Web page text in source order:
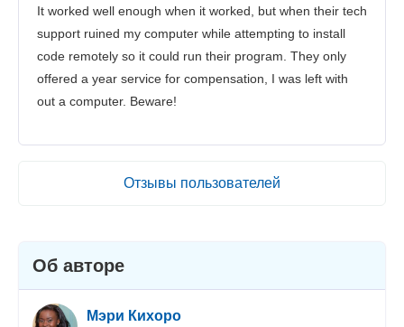
It worked well enough when it worked, but when their tech
support ruined my computer while attempting to install
code remotely so it could run their program. They only
offered a year service for compensation, I was left with
out a computer. Beware!
Отзывы пользователей
Об авторе
Мэри Кихоро